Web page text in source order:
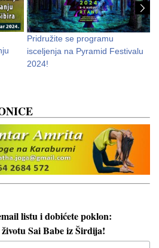
Pridružite se programu
isceljenja na Pyramid Festivalu
2024!
listu i dobićete poklon:
Sai Babe iz Širdija!